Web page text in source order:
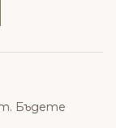
Бъдете